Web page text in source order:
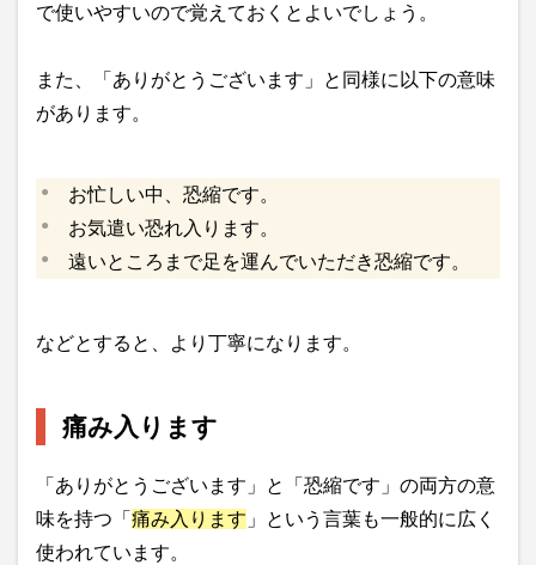
で使いやすいので覚えておくとよいでしょう。
また、「ありがとうございます」と同様に以下の意味
があります。
お忙しい中、恐縮です。
お気遣い恐れ入ります。
遠いところまで足を運んでいただき恐縮です。
などとすると、より丁寧になります。
痛み入ります
「ありがとうございます」と「恐縮です」の両方の意
味を持つ「 痛み入ります 」という言葉も一般的に広く
使われています。